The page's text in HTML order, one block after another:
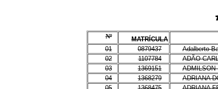
Nº
MATRÍCULA
01
0879437
Adalberto
02
1107784
ADÃO
03
1369151
ADMILSON
04
1368279
ADRIANA